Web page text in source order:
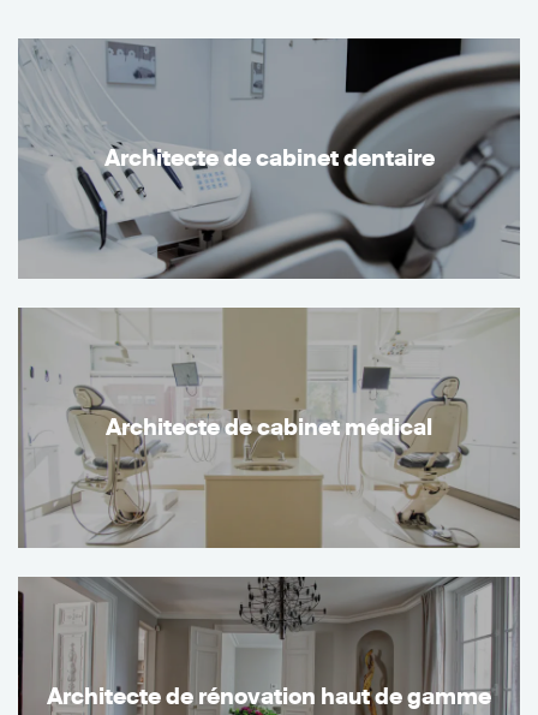
Architecte de cabinet dentaire
Architecte de cabinet médical
Architecte de rénovation haut de gamme